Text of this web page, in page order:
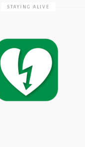
STAYING ALIVE